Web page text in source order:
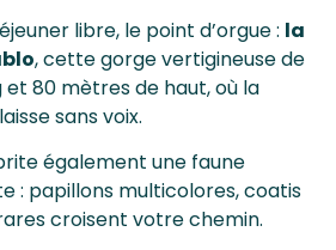
libre, le point d’orgue : la
, cette gorge vertigineuse de
et 80 mètres de haut, où la
sans voix.
également une faune
: papillons multicolores, coatis
croisent votre chemin.